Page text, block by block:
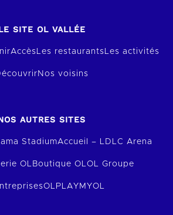
SITE OL VALLÉE
AccèsLes restaurantsLes activités
Nos voisins
AUTRES SITES
StadiumAccueil – LDLC Arena
OL Boutique OLOL Groupe
OLPLAY MYOL